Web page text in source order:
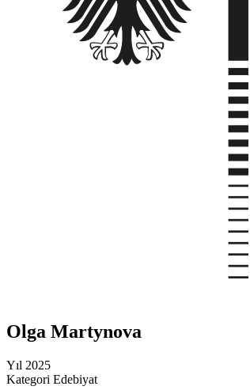
Olga Martynova
Yıl 2025
Kategori Edebiyat